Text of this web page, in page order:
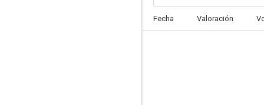
6.8
Fecha Valoración